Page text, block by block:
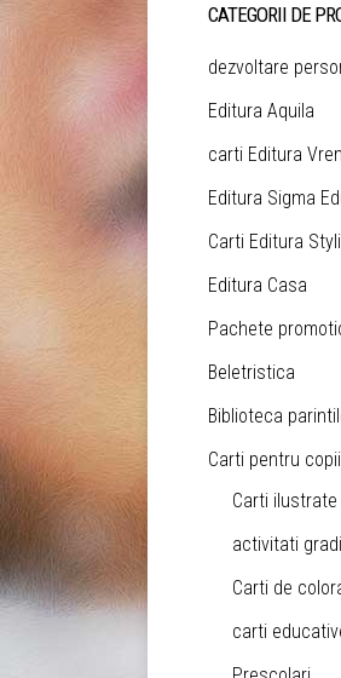
CATEGORII DE
dezvoltare
Editura Aquila
carti Editura
Editura Sigma
Carti Editura
Editura Casa
Pachete
Beletristica
Biblioteca
Carti pentru copii
Carti ilustrate
activitati
Carti de
carti